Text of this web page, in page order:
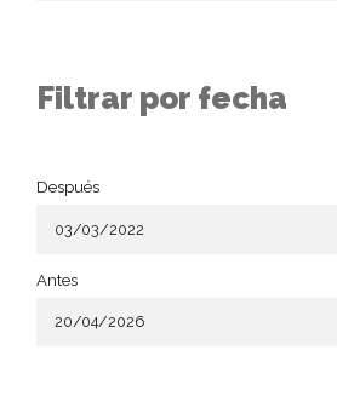
Filtrar por fecha
Después
Antes